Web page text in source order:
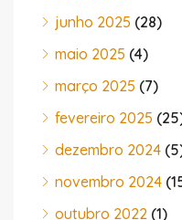
junho 2025 (28)
maio 2025 (4)
março 2025 (7)
fevereiro 2025
dezembro 2024
novembro 2024
outubro 2022 (1)